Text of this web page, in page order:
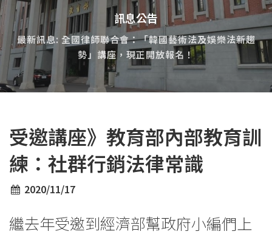
訊息公告
最新訊息: 全國律師聯合會：「韓國藝術法及娛樂法新趨
勢」講座，現正開放報名！
受邀講座》教育部內部教育訓
練：社群行銷法律常識
2020/11/17
繼去年受邀到經濟部幫政府小編們上